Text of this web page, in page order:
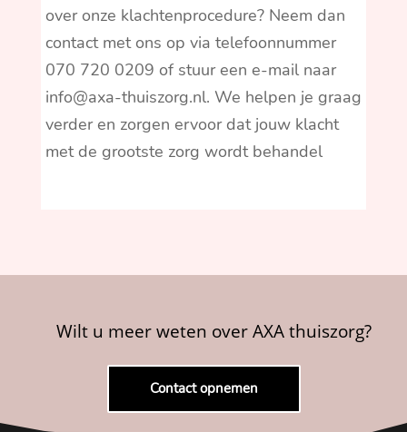
over onze klachtenprocedure? Neem dan
contact met ons op via telefoonnummer
070 720 0209 of stuur een e-mail naar
info@axa-thuiszorg.nl. We helpen je graag
verder en zorgen ervoor dat jouw klacht
met de grootste zorg wordt behandel
Wilt u meer weten over AXA thuiszorg?
Contact opnemen